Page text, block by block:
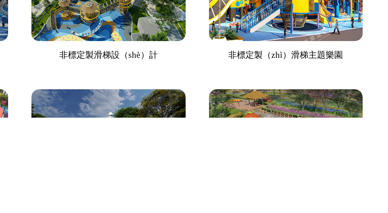
非標定製滑梯設（shè）計 非標定製（zhì）滑梯主題樂園